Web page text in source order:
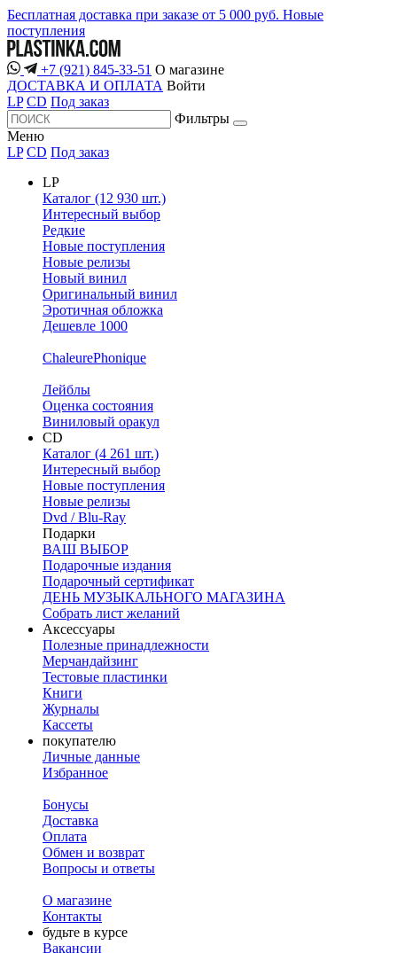
Бесплатная доставка при заказе от 5 000 руб. Новые
поступления
+7 (921) 845-33-51 О магазине
ДОСТАВКА И ОПЛАТА Войти
LP CD Под заказ
Фильтры
Меню
LP CD Под заказ
LP
Каталог (12 930 шт.)
Интересный выбор
Редкие
Новые поступления
Новые релизы
Новый винил
Оригинальный винил
Эротичная обложка
Дешевле 1000
ChaleurePhonique
Лейблы
Оценка состояния
Виниловый оракул
CD
Каталог (4 261 шт.)
Интересный выбор
Новые поступления
Новые релизы
Dvd / Blu-Ray
Подарки
ВАШ ВЫБОР
Подарочные издания
Подарочный сертификат
ДЕНЬ МУЗЫКАЛЬНОГО МАГАЗИНА
Собрать лист желаний
Аксессуары
Полезные принадлежности
Мерчандайзинг
Тестовые пластинки
Книги
Журналы
Кассеты
покупателю
Личные данные
Избранное
Бонусы
Доставка
Оплата
Обмен и возврат
Вопросы и ответы
О магазине
Контакты
будьте в курсе
Вакансии